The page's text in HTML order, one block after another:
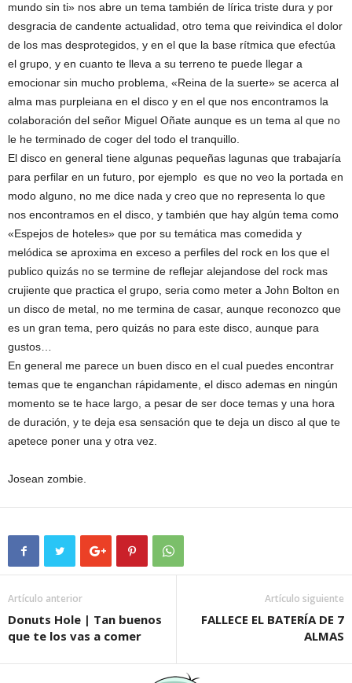
mundo sin ti» nos abre un tema también de lírica triste dura y por
desgracia de candente actualidad, otro tema que reivindica el dolor
de los mas desprotegidos, y en el que la base rítmica que efectúa
el grupo, y en cuanto te lleva a su terreno te puede llegar a
emocionar sin mucho problema, «Reina de la suerte» se acerca al
alma mas purpleiana en el disco y en el que nos encontramos la
colaboración del señor Miguel Oñate aunque es un tema al que no
le he terminado de coger del todo el tranquillo.
El disco en general tiene algunas pequeñas lagunas que trabajaría
para perfilar en un futuro, por ejemplo es que no veo la portada en
modo alguno, no me dice nada y creo que no representa lo que
nos encontramos en el disco, y también que hay algún tema como
«Espejos de hoteles» que por su temática mas comedida y
melódica se aproxima en exceso a perfiles del rock en los que el
publico quizás no se termine de reflejar alejandose del rock mas
crujiente que practica el grupo, seria como meter a John Bolton en
un disco de metal, no me termina de casar, aunque reconozco que
es un gran tema, pero quizás no para este disco, aunque para
gustos…
En general me parece un buen disco en el cual puedes encontrar
temas que te enganchan rápidamente, el disco ademas en ningún
momento se te hace largo, a pesar de ser doce temas y una hora
de duración, y te deja esa sensación que te deja un disco al que te
apetece poner una y otra vez.
Josean zombie.
Artículo anterior
Donuts Hole | Tan buenos
que te los vas a comer
Artículo siguiente
FALLECE EL BATERÍA DE 7
ALMAS